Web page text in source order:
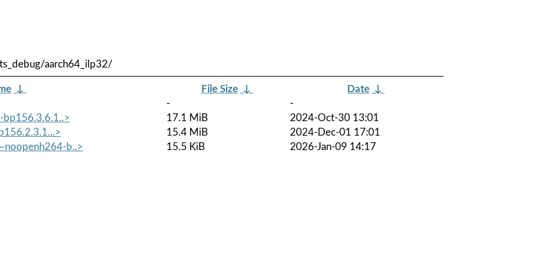
aarch64_ilp32/
↓ File Size ↓ Date ↓
-
-
17.1 MiB
2024-Oct-30 13:01
15.4 MiB
2024-Dec-01 17:01
b..>
15.5 KiB 2026-Jan-09 14:17